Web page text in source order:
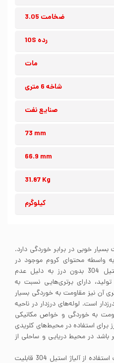
ضخامت 3.05
رده 10S
مات
شاخه 6 متری
صنایع نفت
73 mm
66.9 mm
31.87 Kg
کیلوگرم
مقاومت بسیار خوبی در برابر خوردگی دارد.
واسطه محتوای کروم موجود در
ساختار آلیاژی آن است. لوله استیل 304 بدون درز به دلیل عدم
دارای برتری‌هایی نسبت به
آن نیز مقاومت به خوردگی بسیار
است. لوله‌های درزدار در ناحیه
به خوردگی و خواص مکانیکی
استیل 304 بدون درز برای استفاده در محیط‌های کلریدی
باشد در محیط دریایی و ساحلی از
لوله استیل 304 بدون درز به لطف استفاده از آلیاژ استیل 304 قابلیت